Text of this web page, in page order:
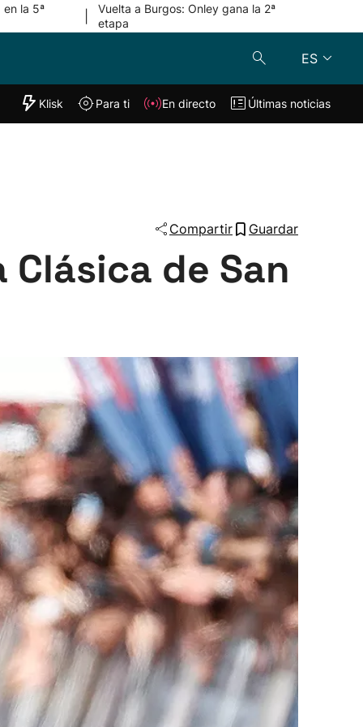
la 5ª
Vuelta a Burgos: Onley gana la 2ª
etapa
ES
"Helmuga"
Klisk En directo
Klisk Para ti En directo Últimas noticias
Compartir Guardar
de San